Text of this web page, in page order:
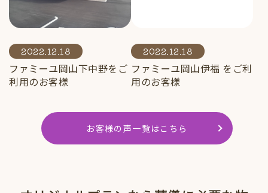
2022.12.18
ファミーユ岡山下中野をご
利用のお客様
2022.12.18
ファミーユ岡山伊福 をご利
用のお客様
お客様の声一覧はこちら